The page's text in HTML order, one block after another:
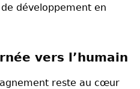
développement en
vers l’humain
reste au cœur